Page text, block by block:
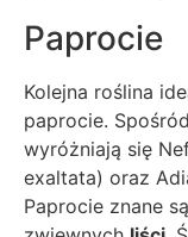
Paprocie
Kolejna roślina
paprocie.
wyróżniają się
exaltata) oraz
Paprocie znane